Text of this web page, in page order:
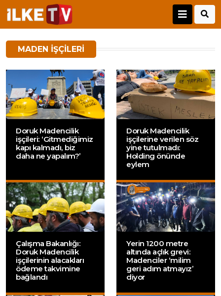
MADEN IŞÇILERI
Doruk Madencilik
işçileri: ‘Gitmediğimiz
kapı kalmadı, biz
daha ne yapalım?’
Doruk Madencilik
işçilerine verilen söz
yine tutulmadı:
Holding önünde
eylem
Çalışma Bakanlığı:
Doruk Madencilik
işçilerinin alacakları
ödeme takvimine
bağlandı
Yerin 1200 metre
altında açlık grevi:
Madenciler ‘milim
geri adım atmayız’
diyor